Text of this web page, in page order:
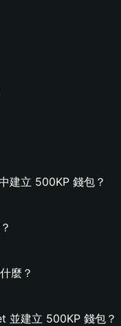
建立 500KP 錢包？
麼？
並建立 500KP 錢包？